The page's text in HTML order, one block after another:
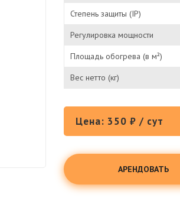
Степень защиты (IP)
Регулировка мощности
Площадь обогрева (в м²)
Вес нетто (кг)
Цена: 350 ₽ / сут
АРЕНДОВАТЬ